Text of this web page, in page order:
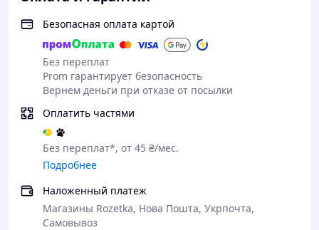
Безопасная оплата картой
Без переплат
Prom гарантирует безопасность
Вернем деньги при отказе от посылки
Оплатить частями
Без переплат*, от 45 ₴/мес.
Подробнее
Наложенный платеж
Магазины Rozetka, Нова Пошта, Укрпочта,
Самовывоз